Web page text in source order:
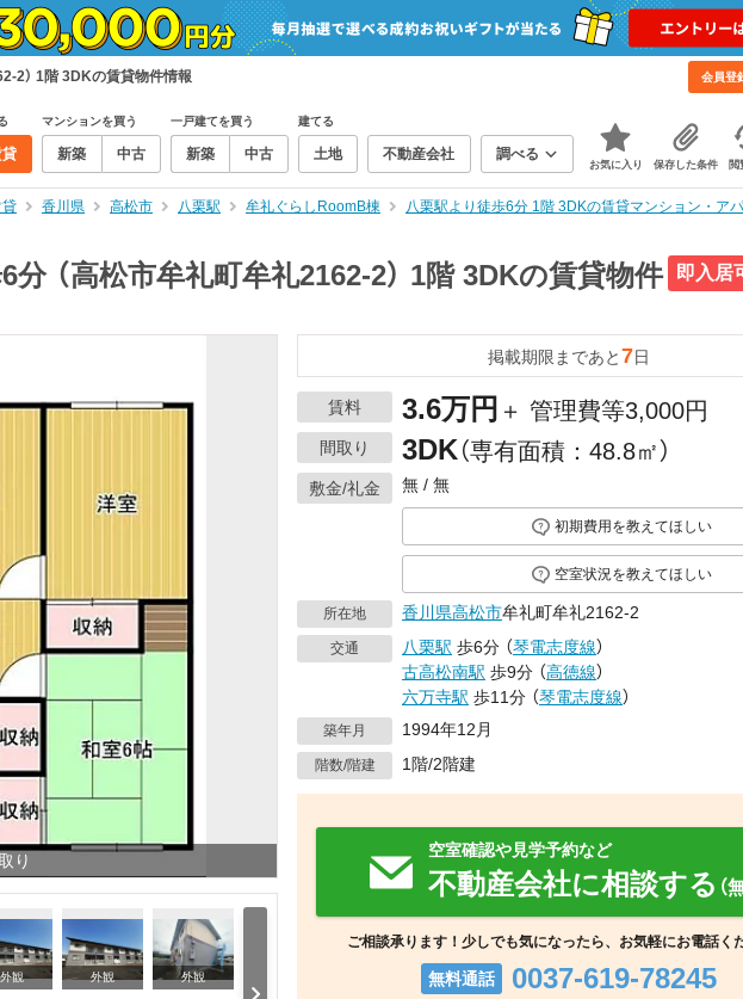
2） 1階 3DKの賃貸物件情報 会員登
マンションを買う
新築 中古
一戸建てを買う
新築 中古
建てる
土地 不動産会社 調べる
お気に入り 保存した条件 閲
香川県 高松市 八栗駅 牟礼ぐらしRoomB棟 八栗駅より徒歩6分 1階 3DKの賃貸マンション・ア
分 （高松市牟礼町牟礼2162-2） 1階 3DKの賃貸物件 即入居
り
外観 外観 外観 浴室 玄関
掲載期限まであと7日
賃料 3.6万円 ＋ 管理費等3,000円
間取り 3DK（専有面積：48.8㎡）
敷金/礼金 無 / 無
初期費用を教えてほしい
空室状況を教えてほしい
所在地 香川県高松市牟礼町牟礼2162-2
交通 八栗駅 歩6分 （琴電志度線）
古高松南駅 歩9分 （高徳線）
六万寺駅 歩11分 （琴電志度線）
築年月 1994年12月
階数/階建 1階/2階建
空室確認や見学予約など
不動産会社に相談する （
ご相談承ります！少しでも気になったら、お気軽にお電話く
無料通話 0037-619-78245